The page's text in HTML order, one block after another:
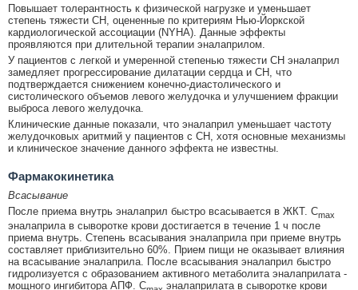
Повышает толерантность к физической нагрузке и уменьшает
степень тяжести СН, оцененные по критериям Нью-Йоркской
кардиологической ассоциации (NYHA). Данные эффекты
проявляются при длительной терапии эналаприлом.
У пациентов с легкой и умеренной степенью тяжести СН эналаприл
замедляет прогрессирование дилатации сердца и СН, что
подтверждается снижением конечно-диастолического и
систолического объемов левого желудочка и улучшением фракции
выброса левого желудочка.
Клинические данные показали, что эналаприл уменьшает частоту
желудочковых аритмий у пациентов с СН, хотя основные механизмы
и клиническое значение данного эффекта не известны.
Фармакокинетика
Всасывание
После приема внутрь эналаприл быстро всасывается в ЖКТ. Cmax
эналаприла в сыворотке крови достигается в течение 1 ч после
приема внутрь. Степень всасывания эналаприла при приеме внутрь
составляет приблизительно 60%. Прием пищи не оказывает влияния
на всасывание эналаприла. После всасывания эналаприл быстро
гидролизуется с образованием активного метаболита эналаприлата -
мощного ингибитора АПФ. C
эналаприлата в сыворотке крови